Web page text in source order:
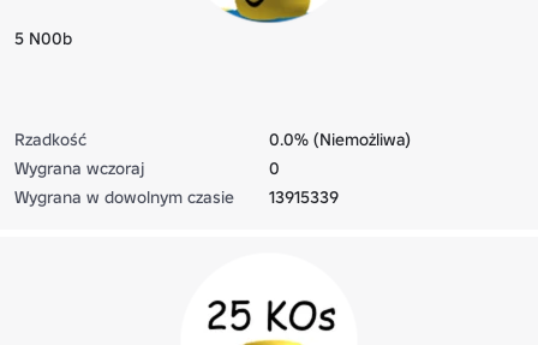
5 N00b
Rzadkość
0.0% (Niemożliwa)
Wygrana wczoraj
0
Wygrana w dowolnym czasie
13915339